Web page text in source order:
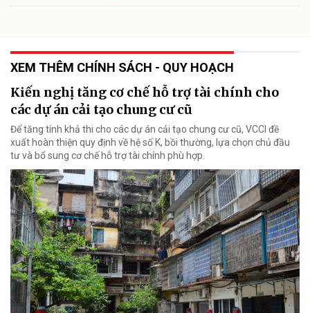
XEM THÊM CHÍNH SÁCH - QUY HOẠCH
Kiến nghị tăng cơ chế hỗ trợ tài chính cho
các dự án cải tạo chung cư cũ
Để tăng tính khả thi cho các dự án cải tạo chung cư cũ, VCCI đề
xuất hoàn thiện quy định về hệ số K, bồi thường, lựa chọn chủ đầu
tư và bổ sung cơ chế hỗ trợ tài chính phù hợp.